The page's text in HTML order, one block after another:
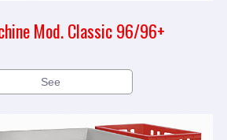
Mod. Classic 96/96+
See